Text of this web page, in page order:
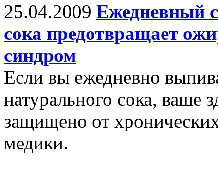
25.04.2009 Ежедневный
сока предотвращает
синдром
Если вы ежедневно
натурального сока, ваше
защищено от
медики.